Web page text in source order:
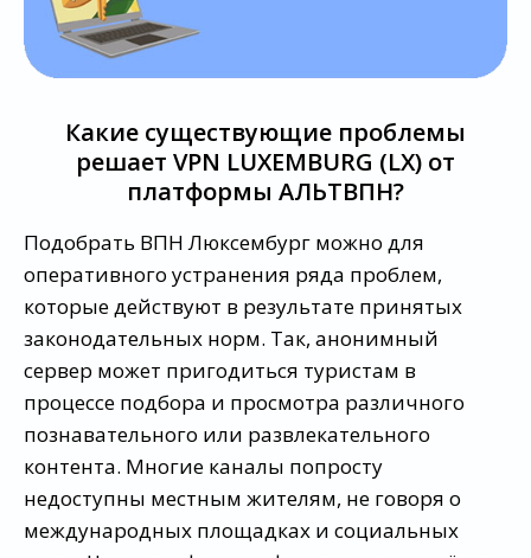
Какие существующие проблемы
решает VPN LUXEMBURG (LX) от
платформы АЛЬТВПН?
Подобрать ВПН Люксембург можно для
оперативного устранения ряда проблем,
которые действуют в результате принятых
законодательных норм. Так, анонимный
сервер может пригодиться туристам в
процессе подбора и просмотра различного
познавательного или развлекательного
контента. Многие каналы попросту
недоступны местным жителям, не говоря о
международных площадках и социальных